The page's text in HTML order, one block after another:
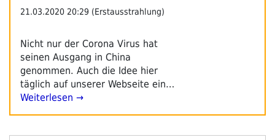
Winter“
21.03.2020 20:29 (Erstausstrahlung)
Nicht nur der Corona Virus hat
seinen Ausgang in China
genommen. Auch die Idee hier
täglich auf unserer Webseite ein…
Weiterlesen →